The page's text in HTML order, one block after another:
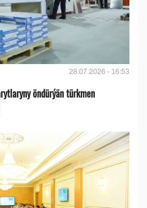
28.07.2026 - 16:53
öndürýän türkmen